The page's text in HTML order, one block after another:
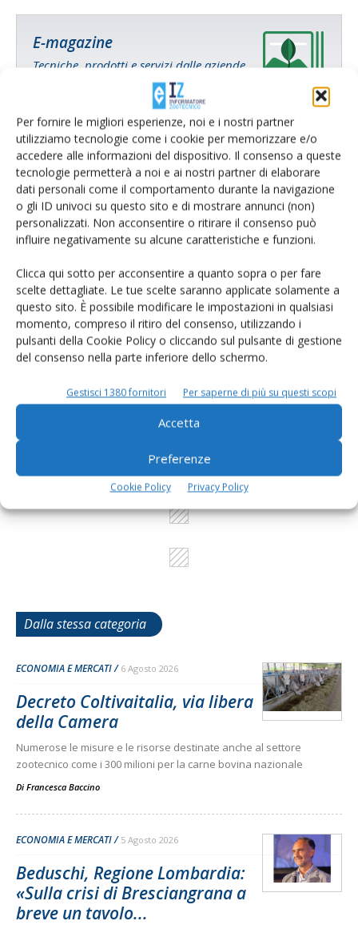
Per fornire le migliori esperienze, noi e i nostri partner
utilizziamo tecnologie come i cookie per memorizzare e/o
accedere alle informazioni del dispositivo. Il consenso a queste
tecnologie permetterà a noi e ai nostri partner di elaborare
dati personali come il comportamento durante la navigazione
o gli ID univoci su questo sito e di mostrare annunci (non)
personalizzati. Non acconsentire o ritirare il consenso può
influire negativamente su alcune caratteristiche e funzioni.
Clicca qui sotto per acconsentire a quanto sopra o per fare
scelte dettagliate. Le tue scelte saranno applicate solamente a
questo sito. È possibile modificare le impostazioni in qualsiasi
momento, compreso il ritiro del consenso, utilizzando i
pulsanti della Cookie Policy o cliccando sul pulsante di gestione
del consenso nella parte inferiore dello schermo.
Gestisci 1380 fornitori Per saperne di più su questi scopi
Accetta
Preferenze
Cookie Policy Privacy Policy
E-magazine
Tecniche, prodotti e servizi dalle aziende
Catalogo Aziende e Prodotti
Un modo semplice per cercare un'azienda o un
Cerca adesso
L'Esperto risponde
I consigli di Terra e Vita agli agricoltori
Dalla stessa categoria
ECONOMIA E MERCATI 6 Agosto 2026
Decreto Coltivaitalia, via libera
della Camera
Numerose le misure e le risorse destinate anche al settore
zootecnico come i 300 milioni per la carne bovina nazionale
Di Francesca Baccino
ECONOMIA E MERCATI 5 Agosto 2026
Beduschi, Regione Lombardia:
«Sulla crisi di Bresciangrana a
breve un tavolo...